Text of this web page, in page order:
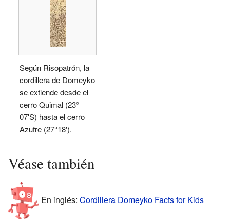
Según Risopatrón, la
cordillera de Domeyko
se extiende desde el
cerro Quimal (23°
07'S) hasta el cerro
Azufre (27°18').
Véase también
En inglés: Cordillera Domeyko Facts for Kids